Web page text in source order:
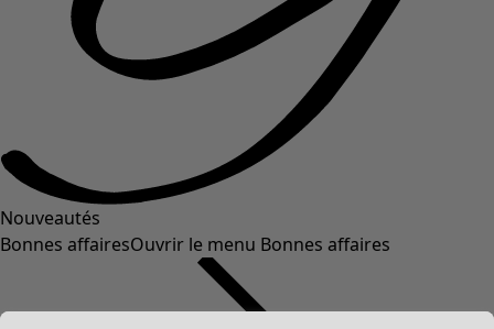
Nouveautés
Bonnes affairesOuvrir le menu Bonnes affaires